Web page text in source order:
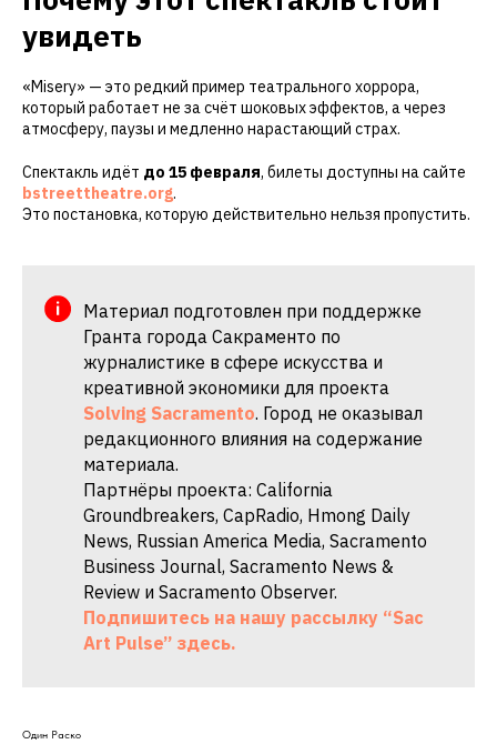
увидеть
«Misery» — это редкий пример театрального хоррора,
который работает не за счёт шоковых эффектов, а через
атмосферу, паузы и медленно нарастающий страх.
Спектакль идёт до 15 февраля, билеты доступны на сайте
bstreettheatre.org.
Это постановка, которую действительно нельзя пропустить.
Материал подготовлен при поддержке
Гранта города Сакраменто по
журналистике в сфере искусства и
креативной экономики для проекта
Solving Sacramento. Город не оказывал
редакционного влияния на содержание
материала.
Партнёры проекта: California
Groundbreakers, CapRadio, Hmong Daily
News, Russian America Media, Sacramento
Business Journal, Sacramento News &
Review и Sacramento Observer.
Подпишитесь на нашу рассылку “Sac
Art Pulse” здесь.
Один Раско